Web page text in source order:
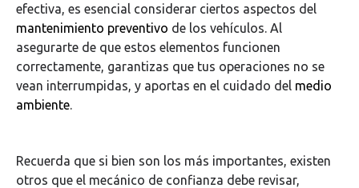
efectiva, es esencial considerar ciertos aspectos del
mantenimiento preventivo de los vehículos. Al
asegurarte de que estos elementos funcionen
correctamente, garantizas que tus operaciones no se
vean interrumpidas, y aportas en el cuidado del medio
ambiente
Recuerda que si bien son los más importantes, existen
otros que el mecánico de confianza debe revisar,